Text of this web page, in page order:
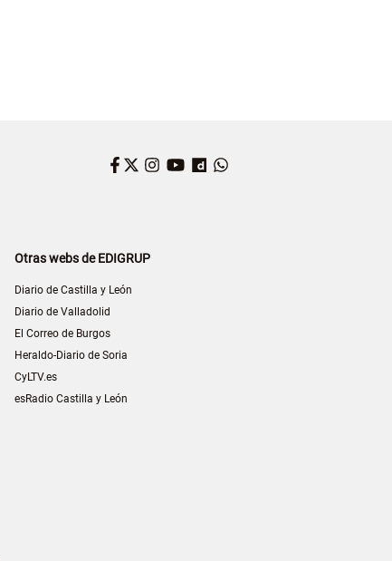
Facebook
Twitter
Instagram
YouTube
Dailymotion
Otras webs de EDIGRUP
Diario de Castilla y León
Diario de Valladolid
El Correo de Burgos
Heraldo-Diario de Soria
CyLTV.es
esRadio Castilla y León